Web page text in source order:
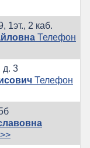
1эт., 2 каб.
Телефон
д. 3
Телефон